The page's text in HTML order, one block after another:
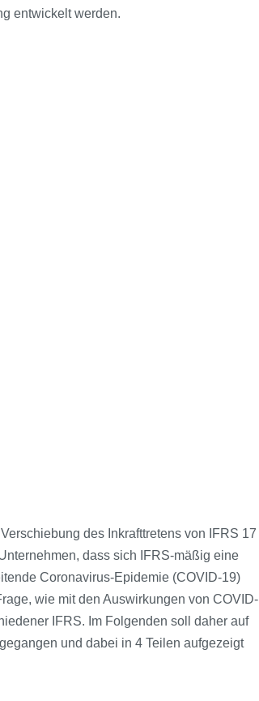
entwickelt werden.
des Inkrafttretens von IFRS 17
dass sich IFRS-mäßig eine
Coronavirus-Epidemie (COVID-19)
wie mit den Auswirkungen von COVID-
IFRS. Im Folgenden soll daher auf
und dabei in 4 Teilen aufgezeigt